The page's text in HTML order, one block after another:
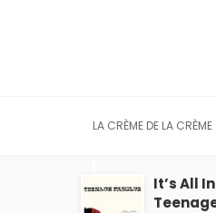
LA CRÈME DE LA CRÈME
It’s All